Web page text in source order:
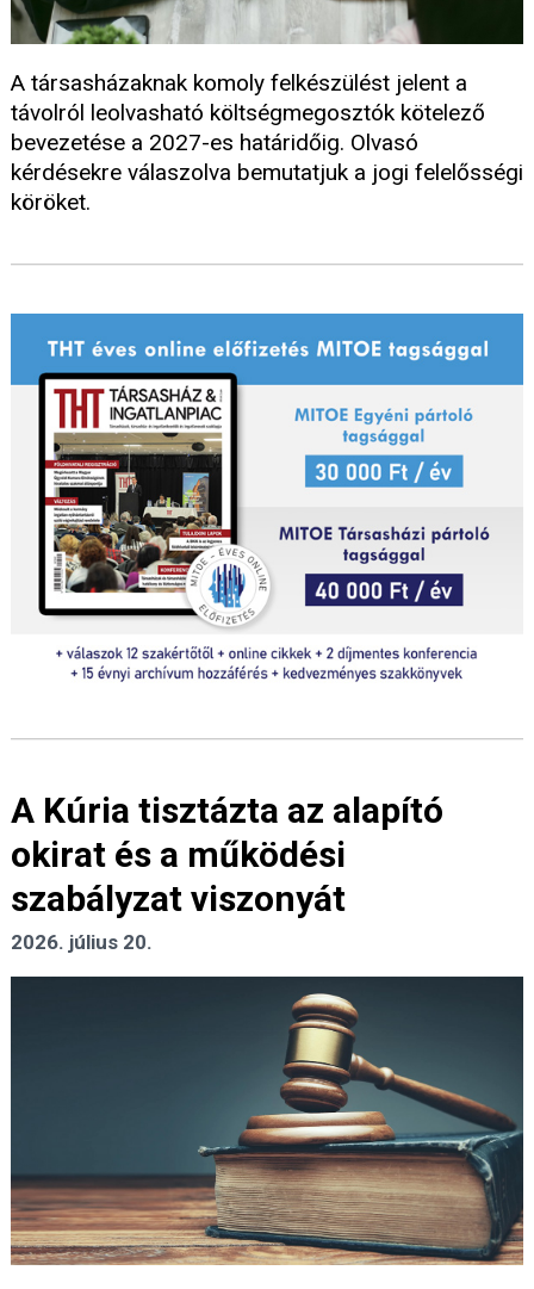
A társasházaknak komoly felkészülést jelent a
távolról leolvasható költségmegosztók kötelező
bevezetése a 2027-es határidőig. Olvasó
kérdésekre válaszolva bemutatjuk a jogi felelősségi
köröket.
A Kúria tisztázta az alapító
okirat és a működési
szabályzat viszonyát
2026. július 20.